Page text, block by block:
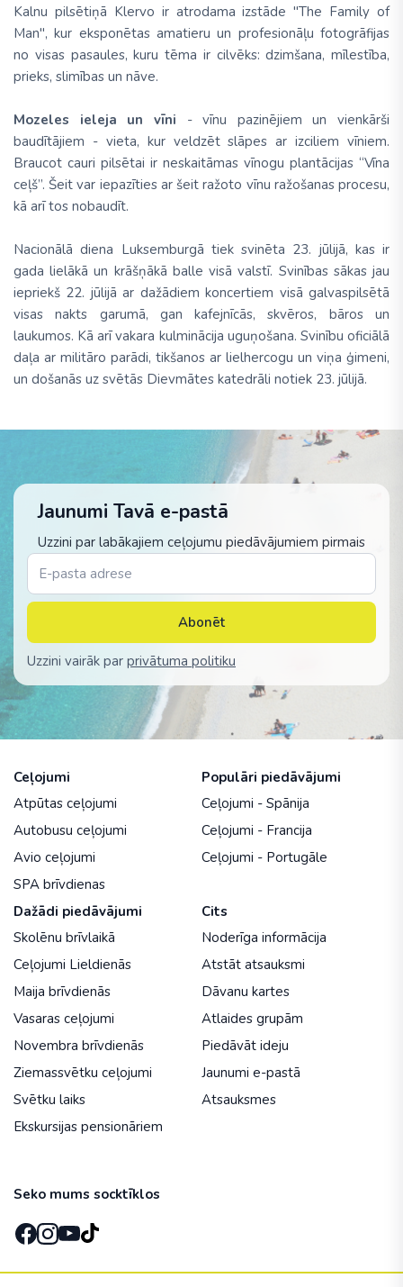
Kalnu pilsētiņā Klervo ir atrodama izstāde "The Family of
Man", kur eksponētas amatieru un profesionāļu fotogrāfijas
no visas pasaules, kuru tēma ir cilvēks: dzimšana, mīlestība,
prieks, slimības un nāve.
Mozeles ieleja un vīni - vīnu pazinējiem un vienkārši
baudītājiem - vieta, kur veldzēt slāpes ar izciliem vīniem.
Braucot cauri pilsētai ir neskaitāmas vīnogu plantācijas “Vīna
ceļš”. Šeit var iepazīties ar šeit ražoto vīnu ražošanas procesu,
kā arī tos nobaudīt.
Nacionālā diena Luksemburgā tiek svinēta 23. jūlijā, kas ir
gada lielākā un krāšņākā balle visā valstī. Svinības sākas jau
iepriekš 22. jūlijā ar dažādiem koncertiem visā galvaspilsētā
visas nakts garumā, gan kafejnīcās, skvēros, bāros un
laukumos. Kā arī vakara kulminācija uguņošana. Svinību oficiālā
daļa ar militāro parādi, tikšanos ar lielhercogu un viņa ģimeni,
un došanās uz svētās Dievmātes katedrāli notiek 23. jūlijā.
Jaunumi Tavā e-pastā
Uzzini par labākajiem ceļojumu piedāvājumiem pirmais
Abonēt
Uzzini vairāk par privātuma politiku
Ceļojumi
Atpūtas ceļojumi
Autobusu ceļojumi
Avio ceļojumi
SPA brīvdienas
Populāri piedāvājumi
Ceļojumi - Spānija
Ceļojumi - Francija
Ceļojumi - Portugāle
Dažādi piedāvājumi
Skolēnu brīvlaikā
Ceļojumi Lieldienās
Maija brīvdienās
Vasaras ceļojumi
Novembra brīvdienās
Ziemassvētku ceļojumi
Svētku laiks
Ekskursijas pensionāriem
Cits
Noderīga informācija
Atstāt atsauksmi
Dāvanu kartes
Atlaides grupām
Piedāvāt ideju
Jaunumi e-pastā
Atsauksmes
Seko mums socktīklos